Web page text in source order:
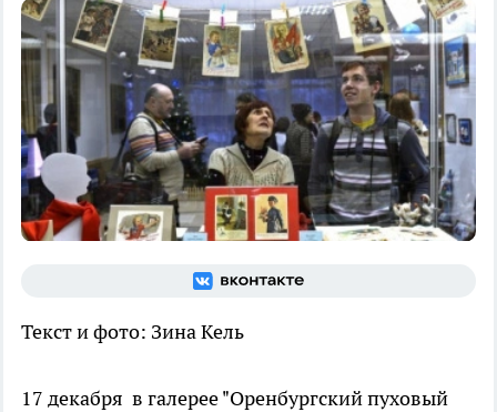
Текст и фото: Зина Кель
17 декабря в галерее "Оренбургский пуховый